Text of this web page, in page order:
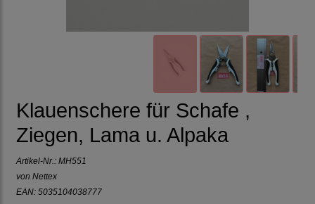
Klauenschere für Schafe ,
Ziegen, Lama u. Alpaka
Artikel-Nr.: MH551
von Nettex
EAN: 5035104038777